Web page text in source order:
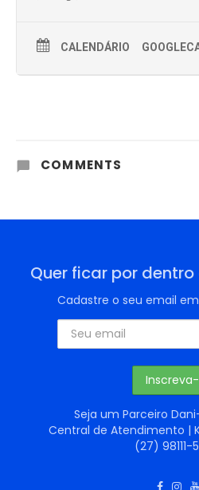
CALENDÁRIO
COMMENTS
Quer ficar por
Cadastre o seu email
Seja um Parceiro
Central de Atendimento |
(27)